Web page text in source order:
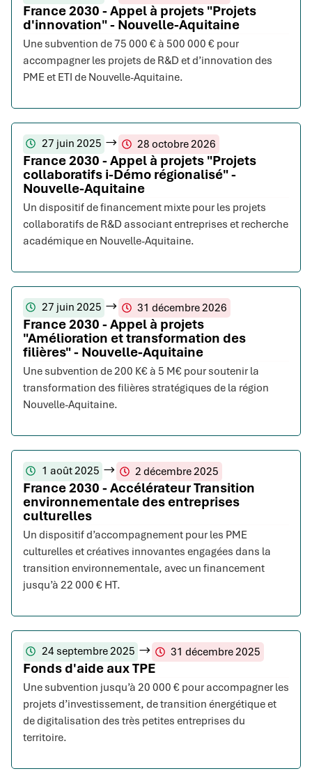
France 2030 - Appel à projets "Projets
d'innovation" - Nouvelle-Aquitaine
Une subvention de 75 000 € à 500 000 € pour
accompagner les projets de R&D et d’innovation des
PME et ETI de Nouvelle-Aquitaine.
27 juin 2025 28 octobre 2026
France 2030 - Appel à projets "Projets
collaboratifs i-Démo régionalisé" -
Nouvelle-Aquitaine
Un dispositif de financement mixte pour les projets
collaboratifs de R&D associant entreprises et recherche
académique en Nouvelle-Aquitaine.
27 juin 2025 31 décembre 2026
France 2030 - Appel à projets
"Amélioration et transformation des
filières" - Nouvelle-Aquitaine
Une subvention de 200 K€ à 5 M€ pour soutenir la
transformation des filières stratégiques de la région
Nouvelle-Aquitaine.
1 août 2025 2 décembre 2025
France 2030 - Accélérateur Transition
environnementale des entreprises
culturelles
Un dispositif d’accompagnement pour les PME
culturelles et créatives innovantes engagées dans la
transition environnementale, avec un financement
jusqu’à 22 000 € HT.
24 septembre 2025 31 décembre 2025
Fonds d'aide aux TPE
Une subvention jusqu’à 20 000 € pour accompagner les
projets d’investissement, de transition énergétique et
de digitalisation des très petites entreprises du
territoire.